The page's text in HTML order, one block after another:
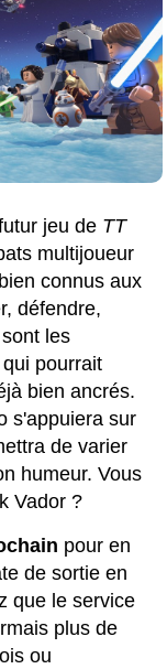
jeu de TT
multijoueur
connus aux
défendre,
les
qui pourrait
bien ancrés.
s'appuiera sur
de varier
humeur. Vous
Vador ?
pour en
de sortie en
que le service
plus de
ou